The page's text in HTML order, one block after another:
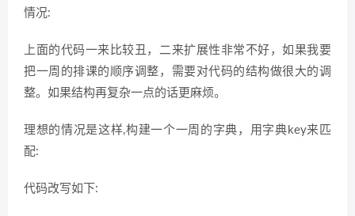
情况:
上面的代码一来比较丑，二来扩展性非常不好，如果我要
把一周的排课的顺序调整，需要对代码的结构做很大的调
整。如果结构再复杂一点的话更麻烦。
理想的情况是这样,构建一个一周的字典，用字典key来匹
配:
代码改写如下: